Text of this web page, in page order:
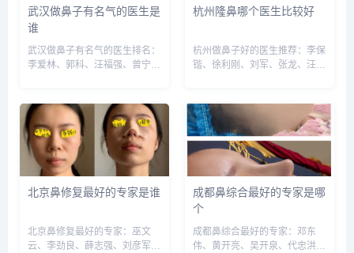
武汉做鼻子有名气的医生是
谁
武汉做鼻子有名气的医生排名：
李爱林、郭科、汪福强、曾宁、
慎，预约或咨询添加微信号：
wuyoubianmei，查询更多医生
口碑和案例。...
杭州隆鼻哪个医生比较好
杭州做鼻子好的医生推荐：李保
锴、徐利刚、刘军、张龙、汪云
选择医生需谨慎，预约或咨询添
加微信号：wuyoubianmei，查
询更多医生口碑和案例。...
北京鼻修复最好的专家是谁
北京鼻修复最好的专家：巫文
云、李劲良、薛志强、刘彦军、
成都鼻综合最好的专家是哪
个
成都鼻综合最好的专家：邓东
伟、黄开亮、吴开泉、代忠洪、